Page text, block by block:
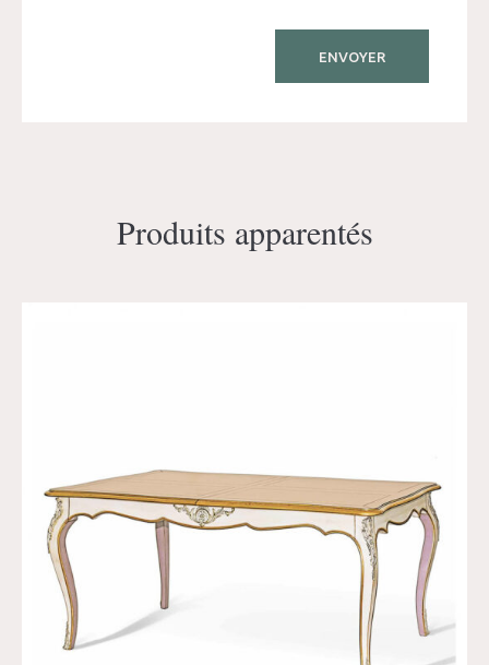
Produits apparentés